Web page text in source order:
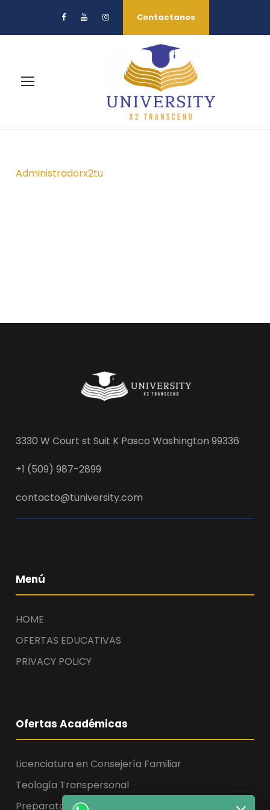
Contactanos
Administradorx2tu
3330 W Court st Suit K Pasco Washington 99336
+1 (509) 987-2899
contacto@tuniversity.com
Menú
HOME
OFERTAS EDUCATIVAS
PRIVACY POLICY
Ofertas Académicas
Licenciatura en Consejería Familiar
Teología Transpersonal
Preparatoria, Licenciatura y Maestría